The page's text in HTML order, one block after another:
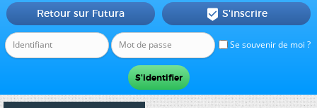
Se souvenir de moi ?
Retour sur Futura  S'inscrire